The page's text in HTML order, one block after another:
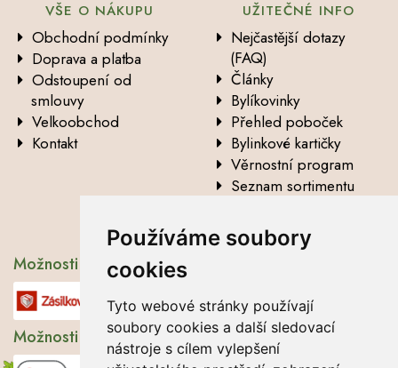
Používáme soubory
cookies
Tyto webové stránky používají
soubory cookies a další sledovací
nástroje s cílem vylepšení
VŠE O NÁKUPU
Obchodní podmínky
Doprava a platba
Odstoupení od
smlouvy
Velkoobchod
Kontakt
UŽITEČNÉ INFO
Nejčastější dotazy
(FAQ)
Články
Bylíkovinky
Přehled poboček
Bylinkové kartičky
Věrnostní program
Seznam sortimentu
údajů
Možnosti dopravy
Možnosti platby